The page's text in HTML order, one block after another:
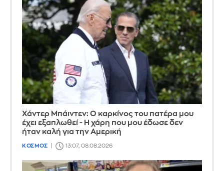
Χάντερ Μπάιντεν: Ο καρκίνος του πατέρα μου
έχει εξαπλωθεί - Η χάρη που μου έδωσε δεν
ήταν καλή για την Αμερική
ΚΟΣΜΟΣ 13:07, 08.08.2026